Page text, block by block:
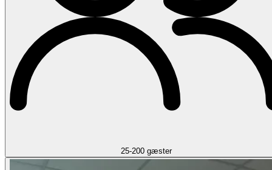
25-200 gæster